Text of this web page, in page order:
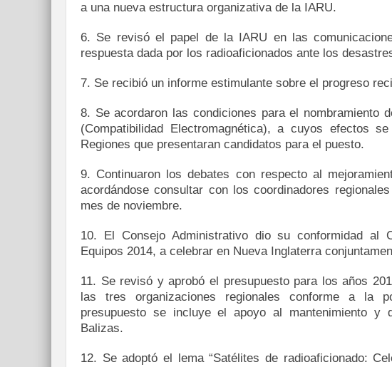
a una nueva estructura organizativa de la IARU.
6. Se revisó el papel de la IARU en las
respuesta dada por los radioaficionados ante los
7. Se recibió un informe estimulante sobre el progreso
8. Se acordaron las condiciones para el nombramiento
(Compatibilidad Electromagnética), a cuyos efectos
Regiones que presentaran candidatos para el puesto.
9. Continuaron los debates con respecto al
acordándose consultar con los coordinadores
mes de noviembre.
10. El Consejo Administrativo dio su conformidad al
Equipos 2014, a celebrar en Nueva Inglaterra
11. Se revisó y aprobó el presupuesto para los años
las tres organizaciones regionales conforme a la
presupuesto se incluye el apoyo al mantenimiento y
Balizas.
12. Se adoptó el lema “Satélites de radioaficionado: